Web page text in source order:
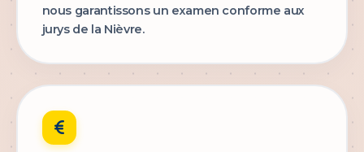
nous garantissons un examen conforme aux
jurys de la Nièvre.